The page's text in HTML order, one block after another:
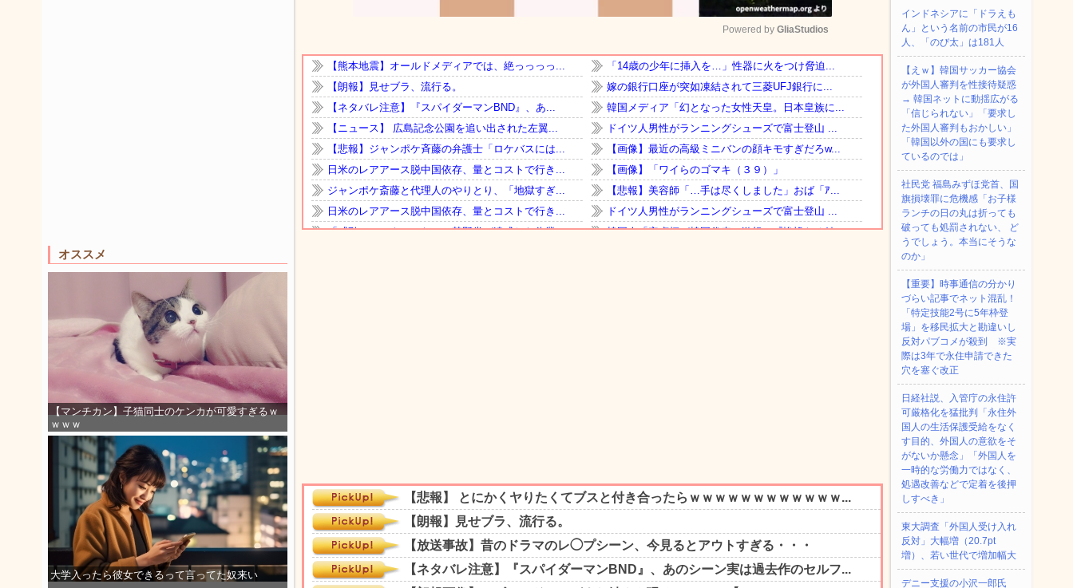
オススメ
【マンチカン】子猫同士のケンカが可愛すぎるｗ
ｗｗｗ
大学入ったら彼女できるって言ってた奴来い
Mute
Powered by GliaStudios
インドネシアに「ドラえも
ん」という名前の市民が16
人、「のび太」は181人
【えｗ】韓国サッカー協会
が外国人審判を性接待疑惑
→ 韓国ネットに動揺広がる
「信じられない」「要求し
た外国人審判もおかしい」
「韓国以外の国にも要求し
ているのでは」
社民党 福島みずほ党首、国
旗損壊罪に危機感「お子様
ランチの日の丸は折っても
破っても処罰されない、 ど
うでしょう。本当にそうな
のか」
【重要】時事通信の分かり
づらい記事でネット混乱！
「特定技能2号に5年枠登
場」を移民拡大と勘違いし
反対パブコメが殺到 ※実
際は3年で永住申請できた
穴を塞ぐ改正
日経社説、入管庁の永住許
可厳格化を猛批判「永住外
国人の生活保護受給をなく
す目的、外国人の意欲をそ
がないか懸念」「外国人を
一時的な労働力ではなく、
処遇改善などで定着を後押
しすべき」
東大調査「外国人受け入れ
反対」大幅増（20.7pt
増）、若い世代で増加幅大
デニー支援の小沢一郎氏